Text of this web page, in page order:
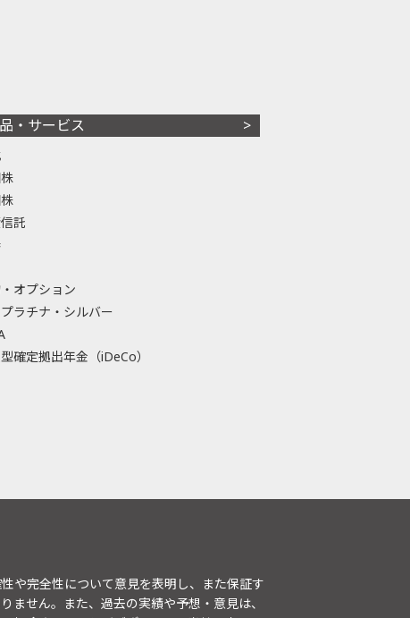
・サービス
託
オプション
ラチナ・シルバー
確定拠出年金（iDeCo）
や完全性について意見を表明し、また保証す
せん。また、過去の実績や予想・意見は、